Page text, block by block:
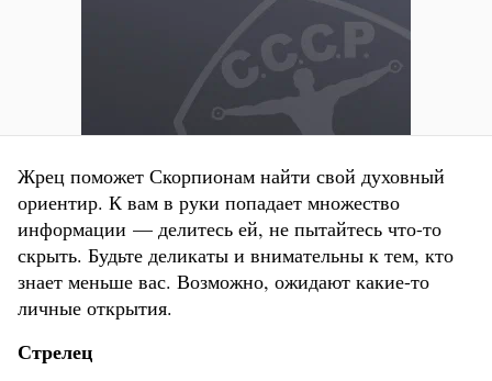
Жрец поможет Скорпионам найти свой духовный
ориентир. К вам в руки попадает множество
информации — делитесь ей, не пытайтесь что-то
скрыть. Будьте деликаты и внимательны к тем, кто
знает меньше вас. Возможно, ожидают какие-то
личные открытия.
Стрелец